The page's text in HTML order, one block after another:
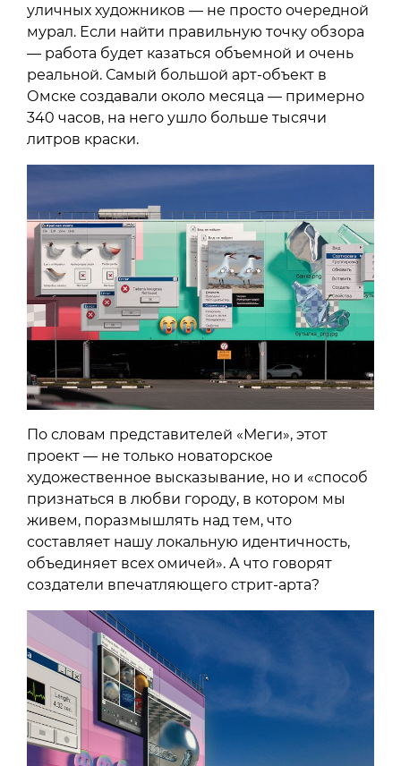
уличных художников — не просто очередной
мурал. Если найти правильную точку обзора
— работа будет казаться объемной и очень
реальной. Самый большой арт-объект в
Омске создавали около месяца — примерно
340 часов, на него ушло больше тысячи
литров краски.
По словам представителей «Меги», этот
проект — не только новаторское
художественное высказывание, но и «способ
признаться в любви городу, в котором мы
живем, поразмышлять над тем, что
составляет нашу локальную идентичность,
объединяет всех омичей». А что говорят
создатели впечатляющего стрит-арта?